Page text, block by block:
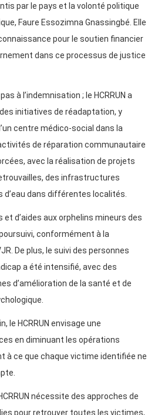
par le pays et la volonté politique
Faure Essozimna Gnassingbé. Elle
pour le soutien financier
dans ce processus de justice
à l’indemnisation ; le HCRRUN a
initiatives de réadaptation, y
centre médico-social dans la
de réparation communautaire
avec la réalisation de projets
des infrastructures
dans différentes localités.
et d’aides aux orphelins mineurs des
conformément à la
De plus, le suivi des personnes
a été intensifié, avec des
d’amélioration de la santé et de
le HCRRUN envisage une
en diminuant les opérations
à ce que chaque victime identifiée ne
nécessite des approches de
pour retrouver toutes les victimes,